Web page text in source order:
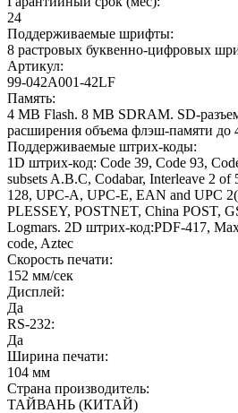
24
Поддерживаемые шрифты:
8 растровых буквенно-цифровых
Артикул:
99-042A001-42LF
Память:
4 MB Flash. 8 MB SDRAM. SD-
расширения объема флэш-памяти до
Поддерживаемые штрих-коды:
1D штрих-код: Code 39, Code 93,
subsets A.B.C, Codabar, Interleave 2
128, UPC-A, UPC-E, EAN and UPC
PLESSEY, POSTNET, China POST,
Logmars. 2D штрих-код:PDF-417,
code, Aztec
Скорость печати:
152 мм/сек
Дисплей:
Да
RS-232:
Да
Ширина печати:
104 мм
Страна производитель:
ТАЙВАНЬ (КИТАЙ)